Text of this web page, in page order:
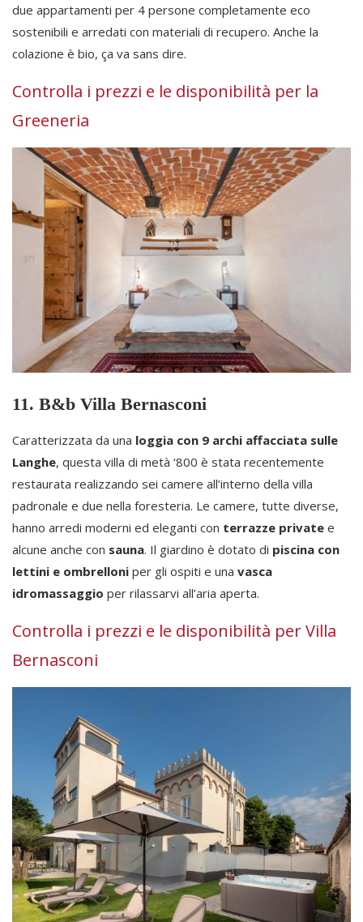
due appartamenti per 4 persone completamente eco
sostenibili e arredati con materiali di recupero. Anche la
colazione è bio, ça va sans dire.
Controlla i prezzi e le disponibilità per la
Greeneria
11. B&b Villa Bernasconi
Caratterizzata da una loggia con 9 archi affacciata sulle
Langhe, questa villa di metà ‘800 è stata recentemente
restaurata realizzando sei camere all’interno della villa
padronale e due nella foresteria. Le camere, tutte diverse,
hanno arredi moderni ed eleganti con terrazze private e
alcune anche con sauna. Il giardino è dotato di piscina con
lettini e ombrelloni per gli ospiti e una vasca
idromassaggio per rilassarvi all’aria aperta.
Controlla i prezzi e le disponibilità per Villa
Bernasconi